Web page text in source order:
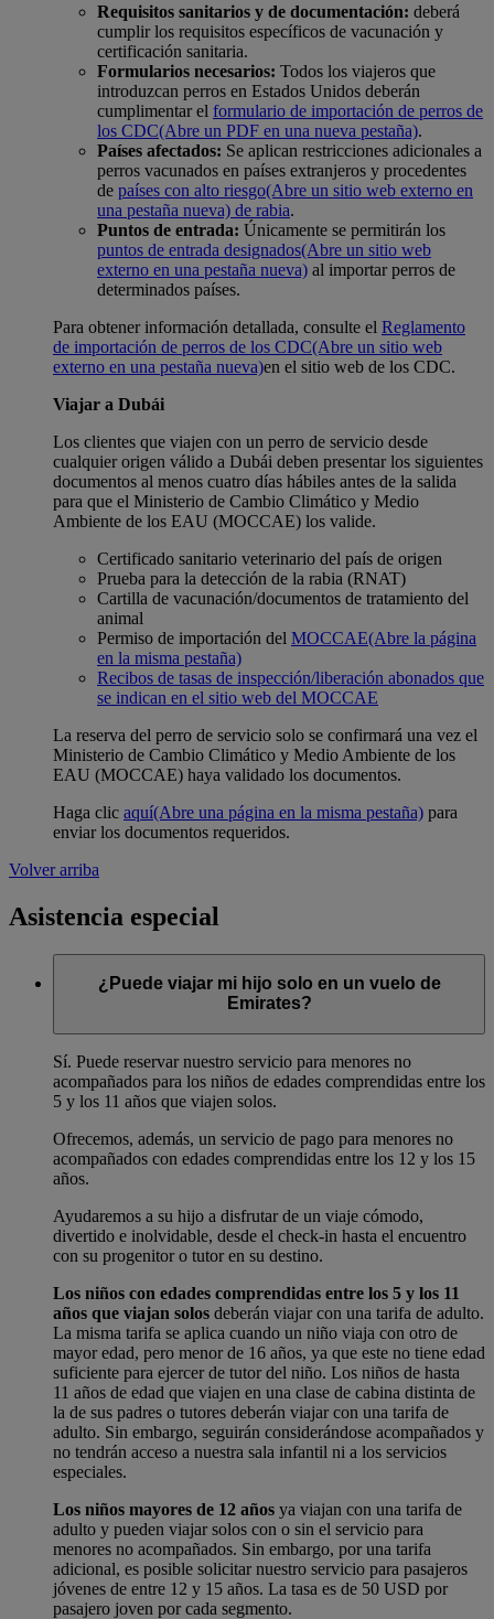
Requisitos sanitarios y de documentación: deberá
cumplir los requisitos específicos de vacunación y
certificación sanitaria.
Formularios necesarios: Todos los viajeros que
introduzcan perros en Estados Unidos deberán
cumplimentar el formulario de importación de perros de
los CDC(Abre un PDF en una nueva pestaña).
Países afectados: Se aplican restricciones adicionales a
perros vacunados en países extranjeros y procedentes
de países con alto riesgo(Abre un sitio web externo en
una pestaña nueva) de rabia.
Puntos de entrada: Únicamente se permitirán los
puntos de entrada designados(Abre un sitio web
externo en una pestaña nueva) al importar perros de
determinados países.
Para obtener información detallada, consulte el Reglamento
de importación de perros de los CDC(Abre un sitio web
externo en una pestaña nueva)en el sitio web de los CDC.
Viajar a Dubái
Los clientes que viajen con un perro de servicio desde
cualquier origen válido a Dubái deben presentar los siguientes
documentos al menos cuatro días hábiles antes de la salida
para que el Ministerio de Cambio Climático y Medio
Ambiente de los EAU (MOCCAE) los valide.
Certificado sanitario veterinario del país de origen
Prueba para la detección de la rabia (RNAT)
Cartilla de vacunación/documentos de tratamiento del
animal
Permiso de importación del MOCCAE(Abre la página
en la misma pestaña)
Recibos de tasas de inspección/liberación abonados que
se indican en el sitio web del MOCCAE
La reserva del perro de servicio solo se confirmará una vez el
Ministerio de Cambio Climático y Medio Ambiente de los
EAU (MOCCAE) haya validado los documentos.
Haga clic aquí(Abre una página en la misma pestaña) para
enviar los documentos requeridos.
Volver arriba
Asistencia especial
¿Puede viajar mi hijo solo en un vuelo de
Emirates?
Sí. Puede reservar nuestro servicio para menores no
acompañados para los niños de edades comprendidas entre los
5 y los 11 años que viajen solos.
Ofrecemos, además, un servicio de pago para menores no
acompañados con edades comprendidas entre los 12 y los 15
años.
Ayudaremos a su hijo a disfrutar de un viaje cómodo,
divertido e inolvidable, desde el check-in hasta el encuentro
con su progenitor o tutor en su destino.
Los niños con edades comprendidas entre los 5 y los 11
años que viajan solos deberán viajar con una tarifa de adulto.
La misma tarifa se aplica cuando un niño viaja con otro de
mayor edad, pero menor de 16 años, ya que este no tiene edad
suficiente para ejercer de tutor del niño. Los niños de hasta
11 años de edad que viajen en una clase de cabina distinta de
la de sus padres o tutores deberán viajar con una tarifa de
adulto. Sin embargo, seguirán considerándose acompañados y
no tendrán acceso a nuestra sala infantil ni a los servicios
especiales.
Los niños mayores de 12 años ya viajan con una tarifa de
adulto y pueden viajar solos con o sin el servicio para
menores no acompañados. Sin embargo, por una tarifa
adicional, es posible solicitar nuestro servicio para pasajeros
jóvenes de entre 12 y 15 años. La tasa es de 50 USD por
pasajero joven por cada segmento.